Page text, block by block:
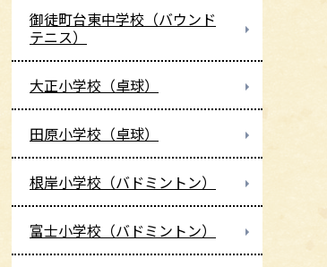
御徒町台東中学校（バウンド
テニス）
大正小学校（卓球）
田原小学校（卓球）
根岸小学校（バドミントン）
富士小学校（バドミントン）